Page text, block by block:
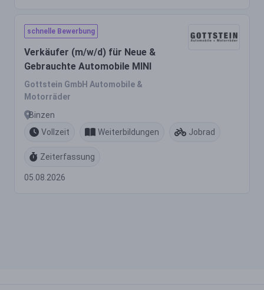
schnelle Bewerbung
Verkäufer (m/w/d) für Neue &
Gebrauchte Automobile MINI
Gottstein GmbH Automobile &
Motorräder
Binzen
Vollzeit
Weiterbildungen Jobrad
Zeiterfassung
05.08.2026